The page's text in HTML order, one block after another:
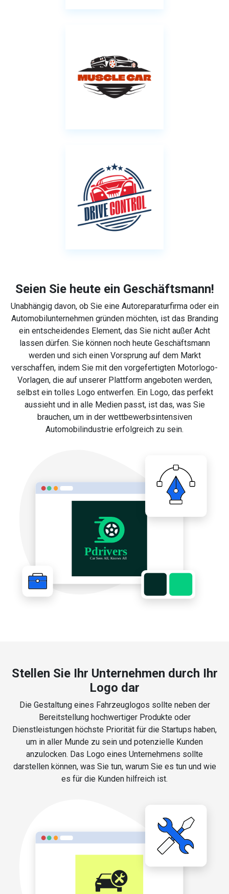
Seien Sie heute ein Geschäftsmann!
Unabhängig davon, ob Sie eine Autoreparaturfirma oder ein
Automobilunternehmen gründen möchten, ist das Branding
ein entscheidendes Element, das Sie nicht außer Acht
lassen dürfen. Sie können noch heute Geschäftsmann
werden und sich einen Vorsprung auf dem Markt
verschaffen, indem Sie mit den vorgefertigten Motorlogo-
Vorlagen, die auf unserer Plattform angeboten werden,
selbst ein tolles Logo entwerfen. Ein Logo, das perfekt
aussieht und in alle Medien passt, ist das, was Sie
brauchen, um in der wettbewerbsintensiven
Automobilindustrie erfolgreich zu sein.
Stellen Sie Ihr Unternehmen durch Ihr
Logo dar
Die Gestaltung eines Fahrzeuglogos sollte neben der
Bereitstellung hochwertiger Produkte oder
Dienstleistungen höchste Priorität für die Startups haben,
um in aller Munde zu sein und potenzielle Kunden
anzulocken. Das Logo eines Unternehmens sollte
darstellen können, was Sie tun, warum Sie es tun und wie
es für die Kunden hilfreich ist.